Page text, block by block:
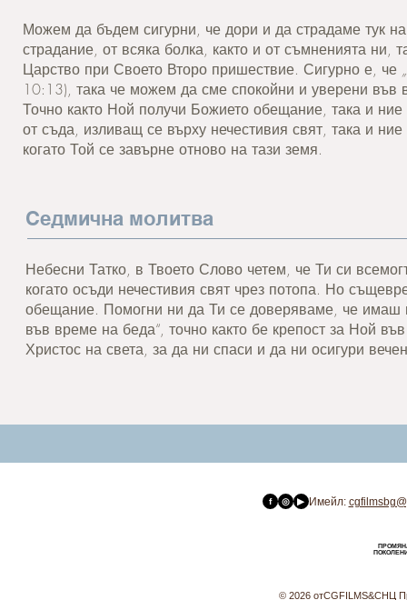
Можем да бъдем сигурни, че дори и да страдаме тук
страдание, от всяка болка, както и от съмненията
Царство при Своето Второ пришествие. Сигурно е, че
10:13), така че можем да сме спокойни и уверени във
Точно както Ной получи Божието обещание, така и
от съда, изливащ се върху нечестивия свят, така и
когато Той се завърне отново на тази земя.
Седмична молитва
Небесни Татко, в Твоето Слово четем, че Ти си
когато осъди нечестивия свят чрез потопа. Но
обещание. Помогни ни да Ти се доверяваме, че имаш
във време на беда“, точно както бе крепост за Ной
Христос на света, за да ни спаси и да ни осигури
f ◎ ▶ Имейл:
© 2026 отCGFILMS&СНЦ